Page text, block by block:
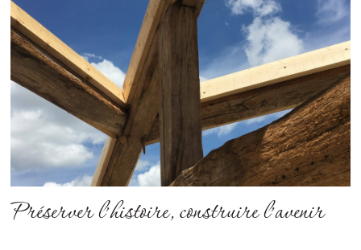
Préserver l’histoire, construire l’avenir